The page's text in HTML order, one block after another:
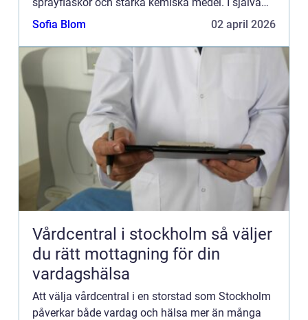
verket handlar linsåpa om enkel, effektiv och
Sofia Blom 02 april 2026
Vårdcentral i stockholm så väljer
du rätt mottagning för din
vardagshälsa
Att välja vårdcentral i en storstad som Stockholm
påverkar både vardag och hälsa mer än många